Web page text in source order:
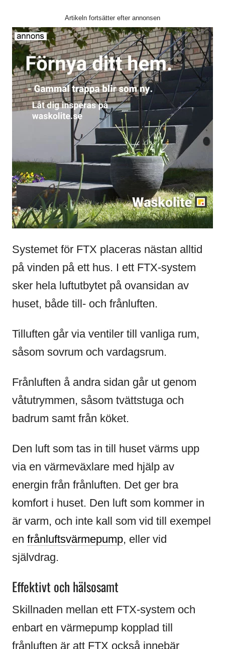
Artikeln fortsätter efter annonsen
Systemet för FTX placeras nästan alltid
på vinden på ett hus. I ett FTX-system
sker hela luftutbytet på ovansidan av
huset, både till- och frånluften.
Tilluften går via ventiler till vanliga rum,
såsom sovrum och vardagsrum.
Frånluften å andra sidan går ut genom
våtutrymmen, såsom tvättstuga och
badrum samt från köket.
Den luft som tas in till huset värms upp
via en värmeväxlare med hjälp av
energin från frånluften. Det ger bra
komfort i huset. Den luft som kommer in
är varm, och inte kall som vid till exempel
en frånluftsvärmepump, eller vid
självdrag.
Effektivt och hälsosamt
Skillnaden mellan ett FTX-system och
enbart en värmepump kopplad till
frånluften är att FTX också innebär